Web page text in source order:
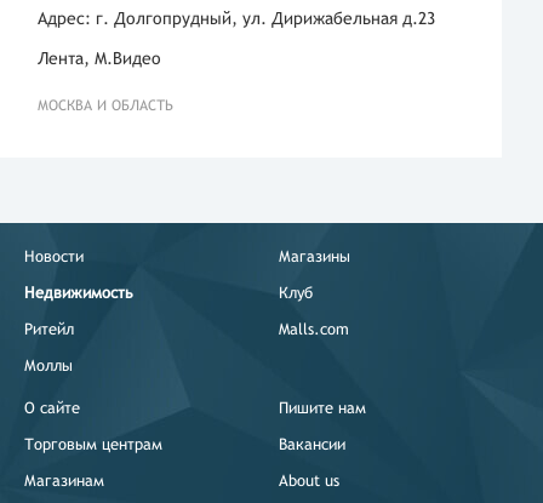
Адрес: г. Долгопрудный, ул. Дирижабельная д.23
Лента, М.Видео
МОСКВА И ОБЛАСТЬ
Новости
Недвижимость
Ритейл
Моллы
Магазины
Клуб
Malls.com
О сайте
Торговым центрам
Магазинам
Пишите нам
Вакансии
About us